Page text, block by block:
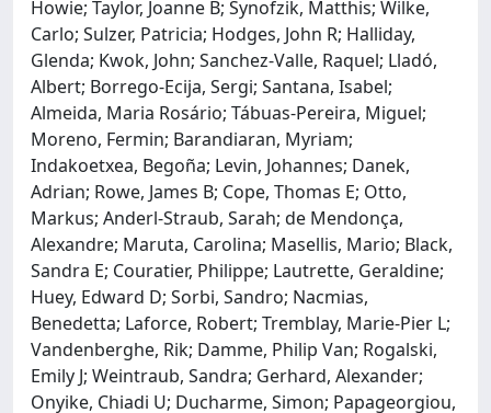
Howie; Taylor, Joanne B; Synofzik, Matthis; Wilke,
Carlo; Sulzer, Patricia; Hodges, John R; Halliday,
Glenda; Kwok, John; Sanchez-Valle, Raquel; Lladó,
Albert; Borrego-Ecija, Sergi; Santana, Isabel;
Almeida, Maria Rosário; Tábuas-Pereira, Miguel;
Moreno, Fermin; Barandiaran, Myriam;
Indakoetxea, Begoña; Levin, Johannes; Danek,
Adrian; Rowe, James B; Cope, Thomas E; Otto,
Markus; Anderl-Straub, Sarah; de Mendonça,
Alexandre; Maruta, Carolina; Masellis, Mario; Black,
Sandra E; Couratier, Philippe; Lautrette, Geraldine;
Huey, Edward D; Sorbi, Sandro; Nacmias,
Benedetta; Laforce, Robert; Tremblay, Marie-Pier L;
Vandenberghe, Rik; Damme, Philip Van; Rogalski,
Emily J; Weintraub, Sandra; Gerhard, Alexander;
Onyike, Chiadi U; Ducharme, Simon; Papageorgiou,